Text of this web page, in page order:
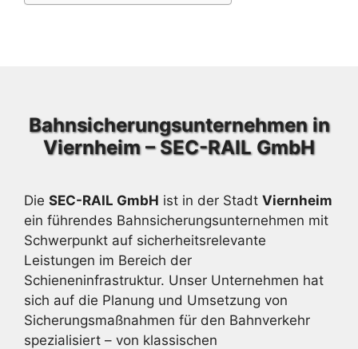
Bahnsicherungsunternehmen in
Viernheim – SEC-RAIL GmbH
Die SEC-RAIL GmbH ist in der Stadt Viernheim
ein führendes Bahnsicherungsunternehmen mit
Schwerpunkt auf sicherheitsrelevante
Leistungen im Bereich der
Schieneninfrastruktur. Unser Unternehmen hat
sich auf die Planung und Umsetzung von
Sicherungsmaßnahmen für den Bahnverkehr
spezialisiert – von klassischen